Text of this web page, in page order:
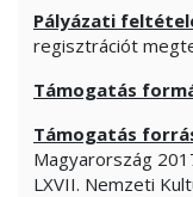
Pályázati
regisztrációt
Támogatás
Támogatás
Magyarország
LXVII. Nemzeti